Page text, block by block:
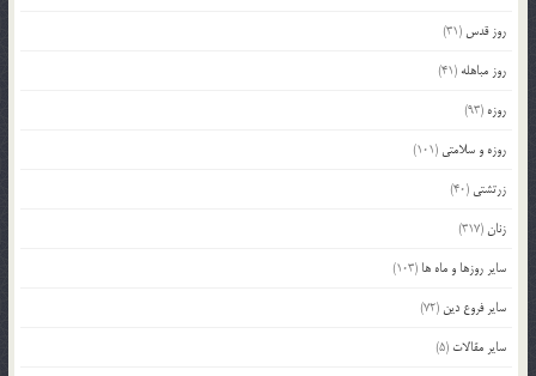
روز قدس (31)
روز مباهله (41)
روزه (93)
روزه و سلامتی (101)
زرتشتی (40)
زنان(317)
سایر روزها و ماه ها (103)
سایر فروع دین (72)
سایر مقالات (5)